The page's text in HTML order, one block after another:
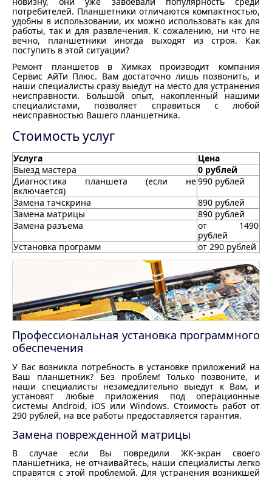
потребителей. Планшетники отличаются компактностью,
удобны в использовании, их можно использовать как для
работы, так и для развлечения. К сожалению, ни что не
вечно, планшетники иногда выходят из строя. Как
поступить в этой ситуации?
Ремонт планшетов в Химках производит компания
Сервис АйТи Плюс. Вам достаточно лишь позвонить, и
наши специалисты сразу выедут на место для устранения
неисправности. Большой опыт, накопленный нашими
специалистами, позволяет справиться с любой
неисправностью Вашего планшетника.
Стоимость услуг
Услуга
Цена
Выезд мастера
0 рублей
Диагностика планшета (если не
включается)
990 рублей
Замена тачскрина
890 рублей
Замена матрицы
890 рублей
Замена разъема
от 1490
рублей
Установка программ
от 290 рублей
Профессиональная установка программного
обеспечения
У Вас возникла потребность в установке приложений на
Ваш планшетник? Без проблем! Только позвоните, и
наши специалисты незамедлительно выедут к Вам, и
установят любые приложения под операционные
системы Android, iOS или Windows. Стоимость работ от
290 рублей, на все работы предоставляется гарантия.
Замена поврежденной матрицы
В случае если Вы повредили ЖК-экран своего
планшетника, не отчаивайтесь, наши специалисты легко
справятся с этой проблемой. Для устранения возникшей